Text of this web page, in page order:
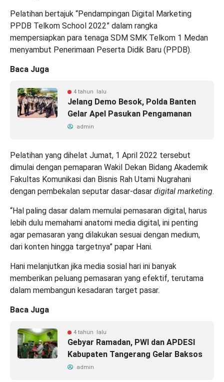
Pelatihan bertajuk “Pendampingan Digital Marketing
PPDB Telkom School 2022” dalam rangka
mempersiapkan para tenaga SDM SMK Telkom 1 Medan
menyambut Penerimaan Peserta Didik Baru (PPDB).
Baca Juga
4 tahun lalu
Jelang Demo Besok, Polda Banten
Gelar Apel Pasukan Pengamanan
admin
Pelatihan yang dihelat Jumat, 1 April 2022 tersebut
dimulai dengan pemaparan Wakil Dekan Bidang Akademik
Fakultas Komunikasi dan Bisnis Rah Utami Nugrahani
dengan pembekalan seputar dasar-dasar digital marketing.
“Hal paling dasar dalam memulai pemasaran digital, harus
lebih dulu memahami anatomi media digital, ini penting
agar pemasaran yang dilakukan sesuai dengan medium,
dari konten hingga targetnya” papar Hani.
Hani melanjutkan jika media sosial hari ini banyak
memberikan peluang pemasaran yang efektif, terutama
dalam membangun kesadaran target pasar.
Baca Juga
4 tahun lalu
Gebyar Ramadan, PWI dan APDESI
Kabupaten Tangerang Gelar Baksos
admin